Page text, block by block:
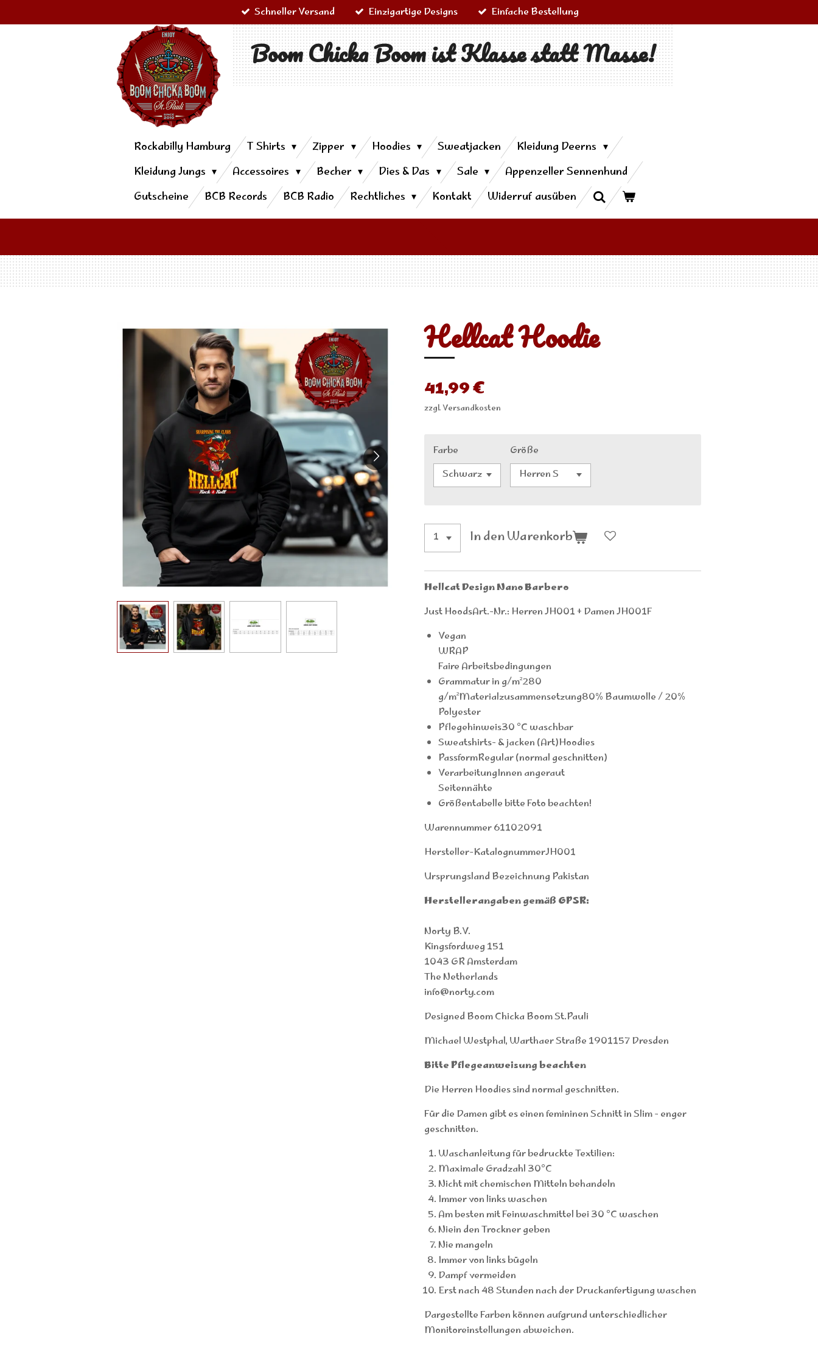
Schneller Versand Einzigartige Designs Einfache Bestellung
Boom Chicka Boom ist Klasse statt Masse!
Rockabilly Hamburg T Shirts Zipper Hoodies Sweatjacken
Kleidung Deerns
Kleidung Jungs
Accessoires Becher Dies & Das Sale
Appenzeller Sennenhund
Gutscheine
BCB Records BCB Radio Rechtliches Kontakt Widerruf ausüben
Hellcat Hoodie
41,99 €
zzgl. Versandkosten
Farbe Größe
In den Warenkorb
Hellcat Design Nano Barbero
Just HoodsArt.-Nr.: Herren JH001 + Damen JH001F
Vegan
WRAP
Faire Arbeitsbedingungen
Grammatur in g/m²280
g/m²Materialzusammensetzung80% Baumwolle / 20%
Polyester
Pflegehinweis30 °C waschbar
Sweatshirts- & jacken (Art)Hoodies
PassformRegular (normal geschnitten)
VerarbeitungInnen angeraut
Seitennähte
Größentabelle bitte Foto beachten!
Warennummer 61102091
Hersteller-KatalognummerJH001
Ursprungsland Bezeichnung Pakistan
Herstellerangaben gemäß GPSR:
Norty B.V.
Kingsfordweg 151
1043 GR Amsterdam
The Netherlands
info@norty.com
Designed Boom Chicka Boom St.Pauli
Michael Westphal, Warthaer Straße 1901157 Dresden
Bitte Pflegeanweisung beachten
Die Herren Hoodies sind normal geschnitten.
Für die Damen gibt es einen femininen Schnitt in Slim - enger
geschnitten.
Waschanleitung für bedruckte Textilien:
Maximale Gradzahl 30°C
Nicht mit chemischen Mitteln behandeln
Immer von links waschen
Am besten mit Feinwaschmittel bei 30 °C waschen
Niein den Trockner geben
Nie mangeln
Immer von links bügeln
Dampf vermeiden
Erst nach 48 Stunden nach der Druckanfertigung waschen
Dargestellte Farben können aufgrund unterschiedlicher
Monitoreinstellungen abweichen.